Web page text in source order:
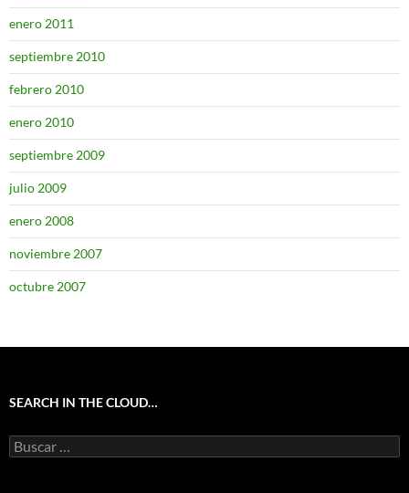
enero 2011
septiembre 2010
febrero 2010
enero 2010
septiembre 2009
julio 2009
enero 2008
noviembre 2007
octubre 2007
SEARCH IN THE CLOUD…
Buscar: